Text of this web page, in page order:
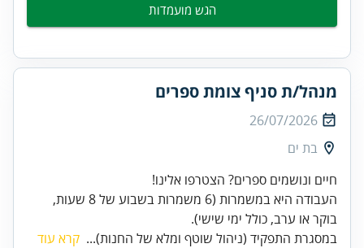
הגש מועמדות
מנהל/ת סניף צומת ספרים
26/07/2026
בת ים
העבודה היא במשמרות (6 משמרות בשבוע של 8 שעות,
בוקר או ערב, כולל ימי שישי).
במסגרת התפקיד (ניהול שוטף ומלא של החנות)... קרא עוד